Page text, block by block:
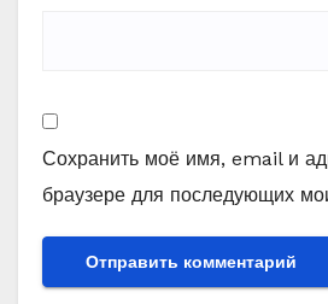
Сохранить моё имя, email и
браузере для последующих